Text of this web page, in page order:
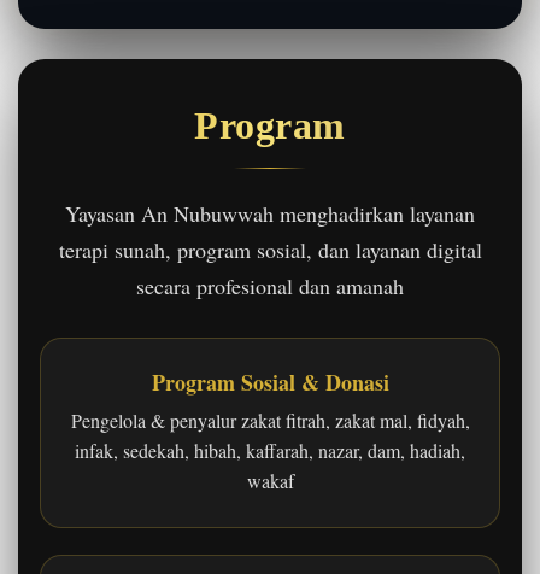
Program
Yayasan An Nubuwwah menghadirkan layanan
terapi sunah, program sosial, dan layanan digital
secara profesional dan amanah
Program Sosial & Donasi
Pengelola & penyalur zakat fitrah, zakat mal, fidyah,
infak, sedekah, hibah, kaffarah, nazar, dam, hadiah,
wakaf